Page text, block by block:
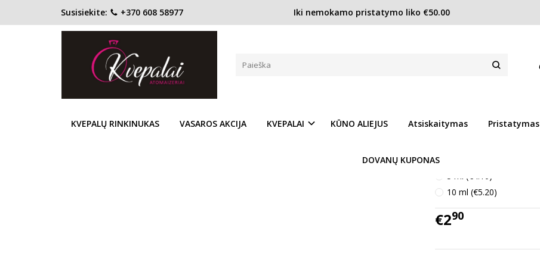
Susisiekite: +370 608 58977 Iki nemokamo pristatymo liko €50.00
KVEPALŲ RINKINUKAS VASAROS AKCIJA KVEPALAI KŪNO ALIEJUS Atsiskaitymas Pristatymas
DOVANŲ KUPONAS
Pagrindinis KONCENTRACIJA Kvapusis vanduo (EDP) Police To Be Miss Beat EDP moterims
POLICE TO BE MISS BEAT EDP MOTERIMS
Į PALYGINIMĄ
5 ml (€4.10)
10 ml (€5.20)
€290